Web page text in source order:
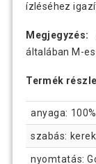
ízléséhez
Megjegyzés:
általában M-
Termék
anyaga:
szabás:
nyomtatás: